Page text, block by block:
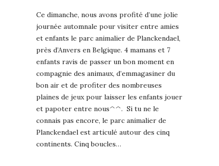
Ce dimanche, nous avons profité d’une jolie
journée automnale pour visiter entre amies
et enfants le parc animalier de Planckendael,
près d’Anvers en Belgique. 4 mamans et 7
enfants ravis de passer un bon moment en
compagnie des animaux, d’emmagasiner du
bon air et de profiter des nombreuses
plaines de jeux pour laisser les enfants jouer
et papoter entre nous^^. Si tu ne le
connais pas encore, le parc animalier de
Planckendael est articulé autour des cinq
continents. Cinq boucles…